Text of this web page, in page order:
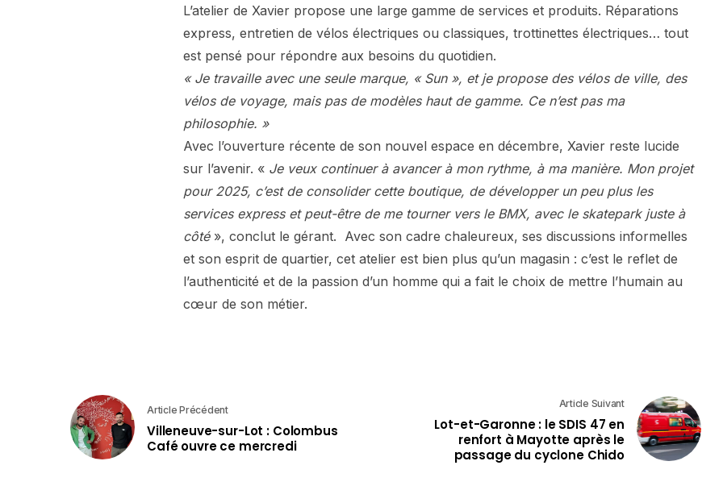
L’atelier de Xavier propose une large gamme de services et produits. Réparations
express, entretien de vélos électriques ou classiques, trottinettes électriques… tout
est pensé pour répondre aux besoins du quotidien.
« Je travaille avec une seule marque, « Sun », et je propose des vélos de ville, des
vélos de voyage, mais pas de modèles haut de gamme. Ce n’est pas ma
philosophie. »
Avec l’ouverture récente de son nouvel espace en décembre, Xavier reste lucide
sur l’avenir. « Je veux continuer à avancer à mon rythme, à ma manière. Mon projet
pour 2025, c’est de consolider cette boutique, de développer un peu plus les
services express et peut-être de me tourner vers le BMX, avec le skatepark juste à
côté», conclut le gérant. Avec son cadre chaleureux, ses discussions informelles
et son esprit de quartier, cet atelier est bien plus qu’un magasin : c’est le reflet de
l’authenticité et de la passion d’un homme qui a fait le choix de mettre l’humain au
cœur de son métier.
Article Précédent
Villeneuve-sur-Lot : Colombus
Café ouvre ce mercredi
Article Suivant
Lot-et-Garonne : le SDIS 47 en
renfort à Mayotte après le
passage du cyclone Chido